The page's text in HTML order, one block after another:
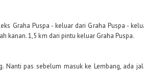
Graha Puspa - keluar dari Graha Puspa -
kanan. 1,5 km dari pintu keluar Graha Puspa.
Nanti pas sebelum masuk ke Lembang, ada